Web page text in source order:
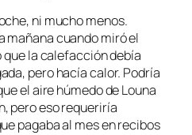
ni mucho menos.
mañana cuando miró el
que la calefacción debía
pero hacía calor. Podría
el aire húmedo de Louna
pero eso requeriría
pagaba al mes en recibos